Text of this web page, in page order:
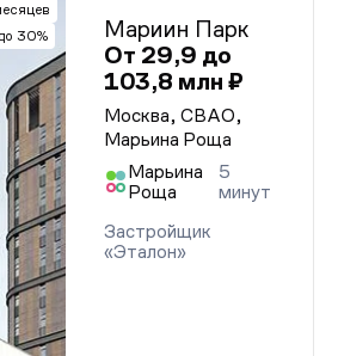
30%
Мариин Парк
От 29,9 до
103,8 млн ₽
Москва, СВАО,
Марьина Роща
Марьина
Роща
5
минут
Застройщик
«Эталон»